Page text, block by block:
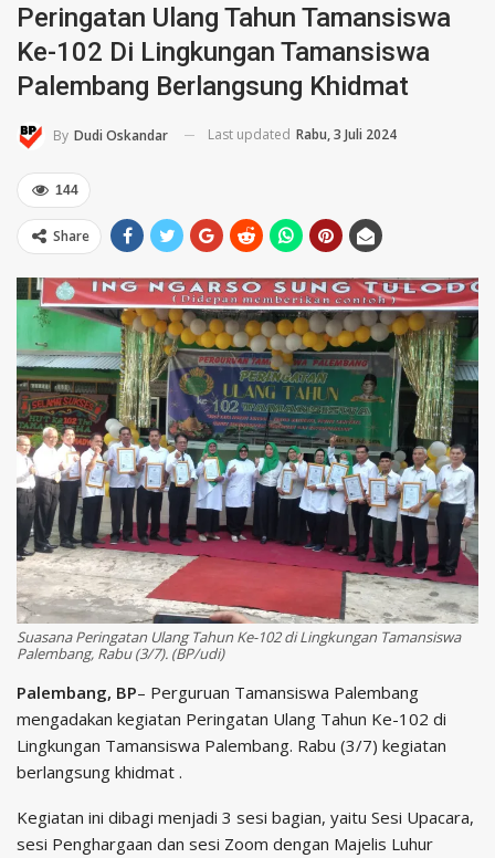
Peringatan Ulang Tahun Tamansiswa
Ke-102 Di Lingkungan Tamansiswa
Palembang Berlangsung Khidmat
By Dudi Oskandar Last updated Rabu, 3 Juli 2024
144
Share
Suasana Peringatan Ulang Tahun Ke-102 di Lingkungan Tamansiswa
Palembang, Rabu (3/7). (BP/udi)
Palembang, BP– Perguruan Tamansiswa Palembang
mengadakan kegiatan Peringatan Ulang Tahun Ke-102 di
Lingkungan Tamansiswa Palembang. Rabu (3/7) kegiatan
berlangsung khidmat .
Kegiatan ini dibagi menjadi 3 sesi bagian, yaitu Sesi Upacara,
sesi Penghargaan dan sesi Zoom dengan Majelis Luhur